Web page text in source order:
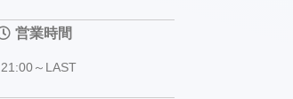
営業時間
21:00～LAST